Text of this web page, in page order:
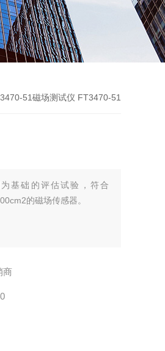
51磁场测试仪 FT3470-51
基础的评估试验，符合
的磁场传感器。
商